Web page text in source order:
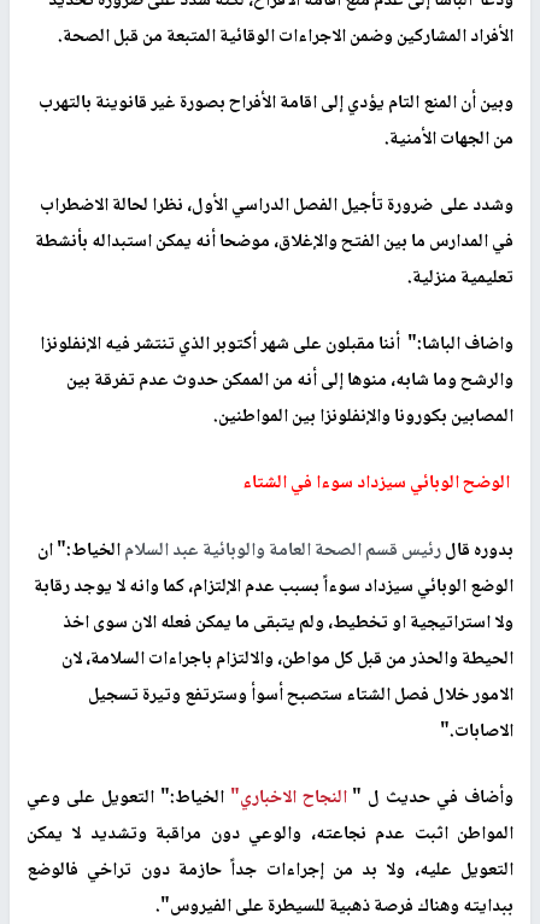
الأفراد المشاركين وضمن الاجراءات الوقائية المتبعة من قبل الصحة.
وبين أن المنع التام يؤدي إلى اقامة الأفراح بصورة غير قانوينة بالتهرب
من الجهات الأمنية.
وشدد على ضرورة تأجيل الفصل الدراسي الأول، نظرا لحالة الاضطراب
في المدارس ما بين الفتح والإغلاق، موضحا أنه يمكن استبداله بأنشطة
تعليمية منزلية.
واضاف الباشا:" أننا مقبلون على شهر أكتوبر الذي تنتشر فيه الإنفلونزا
والرشح وما شابه، منوها إلى أنه من الممكن حدوث عدم تفرقة بين
المصابين بكورونا والإنفلونزا بين المواطنين.
الوضح الوبائي سيزداد سوءا في الشتاء
بدوره قالرئيس قسم الصحة العامة والوبائية عبد السلامالخياط:" ان
الوضع الوبائي سيزداد سوءاً بسبب عدم الإلتزام، كما وانه لا يوجد رقابة
ولا استراتيجية او تخطيط، ولم يتبقى ما يمكن فعله الان سوى اخذ
الحيطة والحذر من قبل كل مواطن، والالتزام باجراءات السلامة، لان
الامور خلال فصل الشتاء ستصبح أسوأ وسترتفع وتيرة تسجيل
الاصابات".
وأضاف في حديث ل "النجاح الاخباري" الخياط:" التعويل على وعي
المواطن اثبت عدم نجاعته، والوعي دون مراقبة وتشديد لا يمكن
التعويل عليه، ولا بد من إجراءات جداً حازمة دون تراخي فالوضع
ببدايته وهناك فرصة ذهبية للسيطرة على الفيروس".